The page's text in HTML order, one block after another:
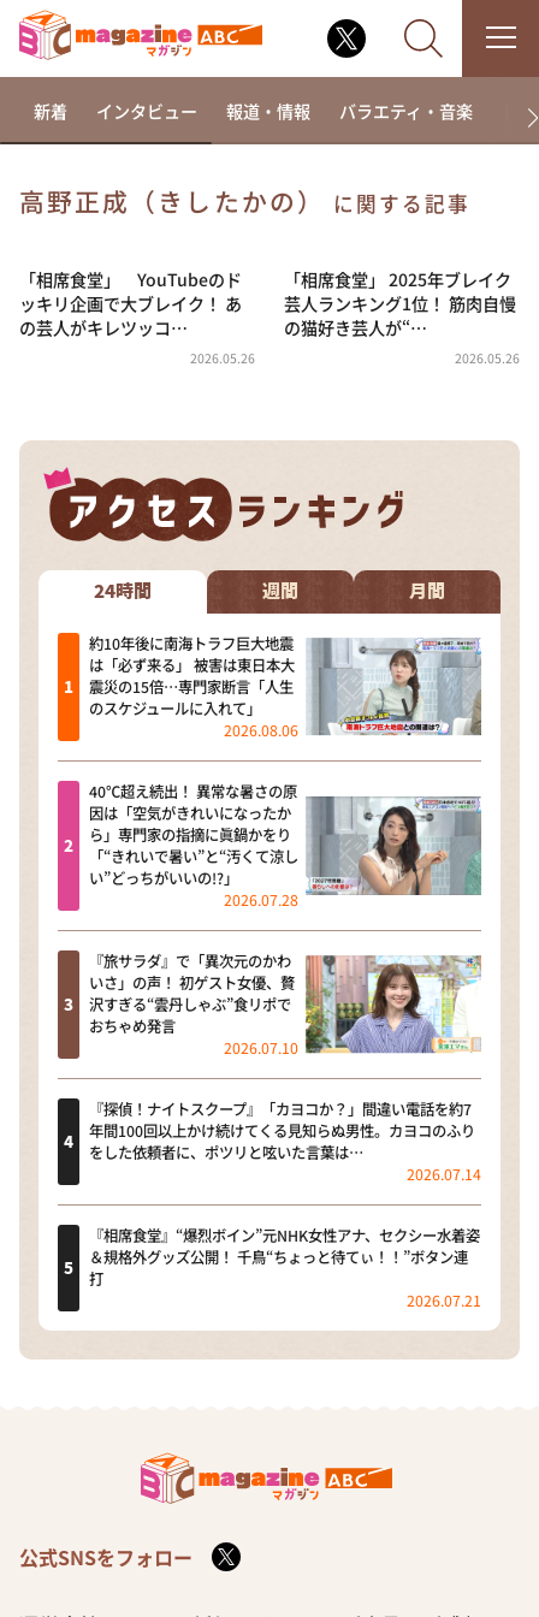
相席食堂
これ余談なんですけど・・・
～人生密着トークバラエティ！～ やすとものいたっ
河合＆A.B.C-Z塚田×福井アナ「なんでやねん！？」
（news おかえり）
DAIGOも台所 ～きょうの献立 何にする？～
本日はダイアンなり！シーズン２
朝だ！生です旅サラダ
教えて！ニュースライブ 正義のミカタ
ＬＩＦＥ～夢のカタチ～
新婚さんいらっしゃい！
ポツンと一軒家
ザキ山小屋本館
ぺこぱのまるスポ
新着 インタビュー 報道・情報 バラエティ・音楽 ド
高野正成（きしたかの） に関する記事
「相席食堂」 YouTubeのド
ッキリ企画で大ブレイク！ あ
の芸人がキレツッコ…
2026.05.26
「相席食堂」 2025年ブレイク
芸人ランキング1位！ 筋肉自慢
の猫好き芸人が“…
2026.05.26
24時間 週間 月間
約10年後に南海トラフ巨大地震
は「必ず来る」 被害は東日本大
震災の15倍…専門家断言「人生
のスケジュールに入れて」
2026.08.06
40℃超え続出！ 異常な暑さの原
因は「空気がきれいになったか
ら」専門家の指摘に眞鍋かをり
「“きれいで暑い”と“汚くて涼し
い”どっちがいいの!?」
2026.07.28
『旅サラダ』で「異次元のかわ
いさ」の声！ 初ゲスト女優、贅
沢すぎる“雲丹しゃぶ”食リポで
おちゃめ発言
2026.07.10
『探偵！ナイトスクープ』「カヨコか？」間違い電話を約7
年間100回以上かけ続けてくる見知らぬ男性。カヨコのふり
をした依頼者に、ポツリと呟いた言葉は…
2026.07.14
『相席食堂』“爆烈ボイン”元NHK女性アナ、セクシー水着姿
＆規格外グッズ公開！ 千鳥“ちょっと待てぃ！！”ボタン連
打
2026.07.21
公式SNSをフォロー